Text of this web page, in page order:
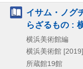
イサム・ノグ
らざるもの :
横浜美術館編
横浜美術館 [2019]
所蔵館19館